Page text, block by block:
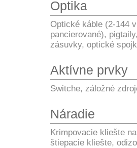
Optika
Optické káble (2-144
pancierované),
zásuvky, optické
Aktívne prvky
Switche, záložné
Náradie
Krimpovacie kliešte
štiepacie kliešte,